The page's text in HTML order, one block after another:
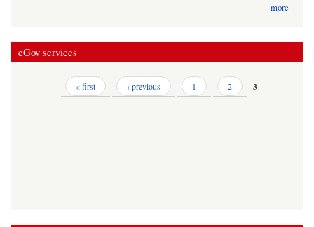
more
eGov services
« first ‹ previous 1 2 3